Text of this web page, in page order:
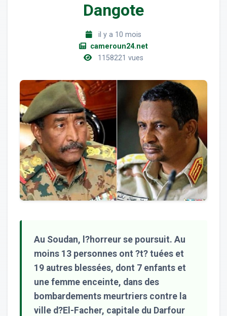
Dangote
il y a 10 mois
cameroun24.net
1158221 vues
Au Soudan, l?horreur se poursuit. Au
moins 13 personnes ont ?t? tuées et
19 autres blessées, dont 7 enfants et
une femme enceinte, dans des
bombardements meurtriers contre la
ville d?El-Facher, capitale du Darfour